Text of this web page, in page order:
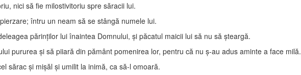
nici să fie milostivitoriu spre săracii lui.
întru un neam să se stângă numele lui.
părinţilor lui înaintea Domnului, şi păcatul maicii lui să nu să şteargă.
pururea şi să piiară din pământ pomenirea lor, pentru că nu ş-au adus aminte a face milă.
sărac şi mişăl şi umilit la inimă, ca să-l omoară.